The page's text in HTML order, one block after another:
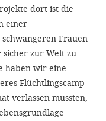
dort ist die
einer
Frauen
zur Welt zu
haben wir eine
Flüchtlingscamp
verlassen mussten,